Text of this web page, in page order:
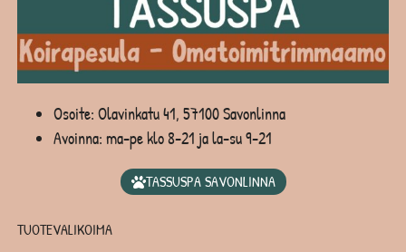
Osoite: Olavinkatu 41, 57100 Savonlinna
Avoinna: ma-pe klo 8-21 ja la-su 9-21
TASSUSPA SAVONLINNA
TUOTEVALIKOIMA